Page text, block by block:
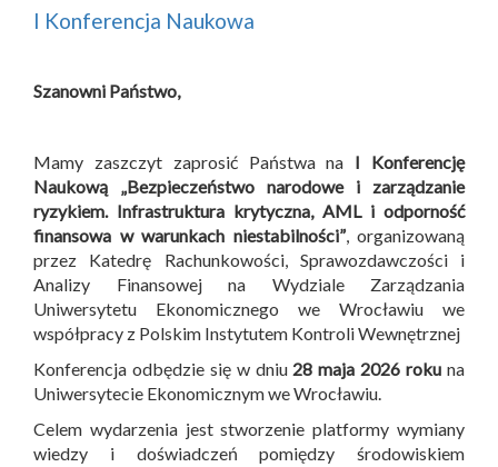
I Konferencja Naukowa
Szanowni Państwo,
Mamy zaszczyt zaprosić Państwa na I Konferencję
Naukową „Bezpieczeństwo narodowe i zarządzanie
ryzykiem. Infrastruktura krytyczna, AML i odporność
finansowa w warunkach niestabilności”, organizowaną
przez Katedrę Rachunkowości, Sprawozdawczości i
Analizy Finansowej na Wydziale Zarządzania
Uniwersytetu Ekonomicznego we Wrocławiu we
współpracy z Polskim Instytutem Kontroli Wewnętrznej
Konferencja odbędzie się w dniu 28 maja 2026 roku na
Uniwersytecie Ekonomicznym we Wrocławiu.
Celem wydarzenia jest stworzenie platformy wymiany
wiedzy i doświadczeń pomiędzy środowiskiem